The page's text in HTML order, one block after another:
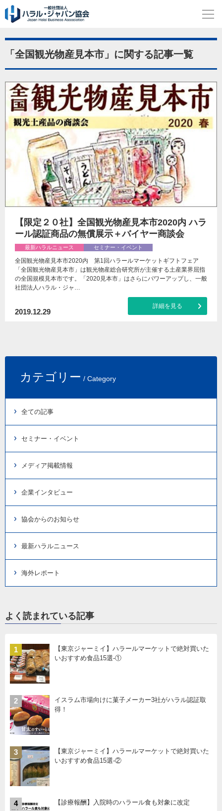
「全国観光物産見本市」に関する記事一覧
【限定２０社】全国観光物産見本市2020内 ハラ
ール認証商品の無償展示＋バイヤー商談会
最新ハラルニュース セミナー・イベント
全国観光物産見本市2020内 第1回ハラールマーケットギフトフェア
「全国観光物産見本市」は観光物産総合研究所が主催する土産業界屈指
の全国規模見本市です。「2020見本市」はさらにパワーアップし、一般
社団法人ハラル・ジャ…
2019.12.29
詳細を見る
カテゴリー / Category
全ての記事
セミナー・イベント
メディア掲載情報
企業インタビュー
協会からのお知らせ
最新ハラルニュース
海外レポート
よく読まれている記事
1
【東京ジャーミイ】ハラールマーケットで絶対買いた
いおすすめ食品15選-①
2
イスラム市場向けに菓子メーカー3社がハラル認証取
得！
3
【東京ジャーミイ】ハラールマーケットで絶対買いた
いおすすめ食品15選-②
4 【診療報酬】入院時のハラール食も対象に改定